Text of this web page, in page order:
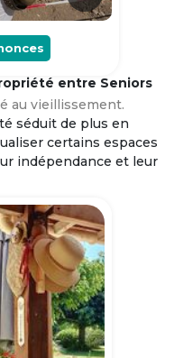
entre Seniors
au vieillissement.
séduit de plus en
certains espaces
indépendance et leur